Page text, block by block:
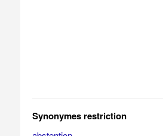
Synonymes restriction